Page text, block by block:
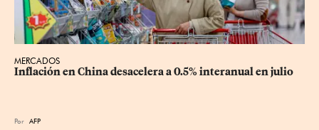
MERCADOS
Inflación en China desacelera a 0.5% interanual en julio
Por AFP